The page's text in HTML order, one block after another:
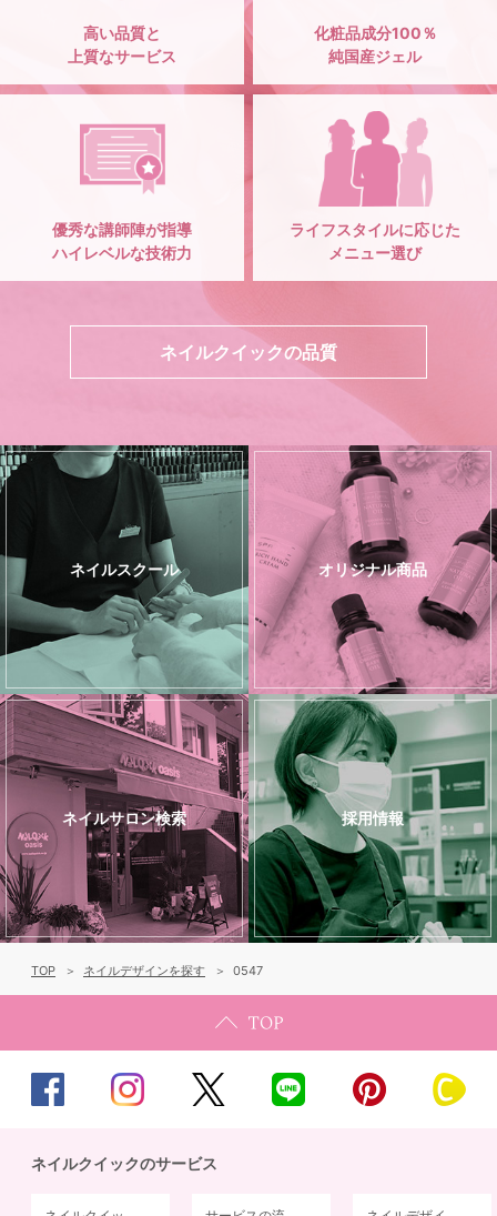
高い品質と
上質なサービス
化粧品成分100％
純国産ジェル
優秀な講師陣が指導
ハイレベルな技術力
ライフスタイルに応じた
メニュー選び
ネイルクイックの品質
ネイルスクール オリジナル商品
ネイルサロン検索 採用情報
TOP ネイルデザインを探す 0547
ネイルクイックのサービス